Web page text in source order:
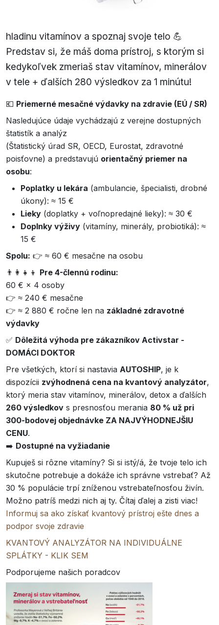
hladinu vitamínov a spoznaj svoje telo 💪
Predstav si, že máš doma prístroj, s ktorým si
kedykoľvek zmeriaš stav vitamínov, minerálov
v tele + ďalších 280 výsledkov za 1 minútu!
💶 Priemerné mesačné výdavky na zdravie (EÚ / SR)
Nasledujúce údaje vychádzajú z verejne dostupných
štatistík a analýz
(Štatistický úrad SR, OECD, Eurostat, zdravotné
poisťovne) a predstavujú orientačný priemer na
osobu:
Poplatky u lekára (ambulancie, špecialisti, drobné
úkony): ≈ 15 €
Lieky (doplatky + voľnopredajné lieky): ≈ 30 €
Doplnky výživy (vitamíny, minerály, probiotiká): ≈
15 €
Spolu: 👉 ≈ 60 € mesačne na osobu
👨‍👩‍👧‍👦 Pre 4-člennú rodinu:
60 € × 4 osoby
👉 ≈ 240 € mesačne
👉 ≈ 2 880 € ročne len na základné zdravotné
výdavky
✅ Dôležitá výhoda pre zákazníkov Activstar -
DOMÁCI DOKTOR
Pre všetkých, ktorí si nastavia AUTOSHIP, je k
dispozícii zvýhodnená cena na kvantový analyzátor,
ktorý meria stav vitamínov, minerálov, detox a ďalších
260 výsledkov s presnosťou merania 80 % už pri
300-bodovej objednávke ZA NAJVÝHODNEJŠIU
CENU.
➡️ Dostupné na vyžiadanie
Kupuješ si rôzne vitamíny? Si si istý/á, že tvoje telo ich
skutočne potrebuje a dokáže ich správne vstrebať? Až
30 % populácie trpí zníženou vstrebateľnosťou živín.
Možno patríš medzi nich aj ty. Čítaj ďalej a zisti viac!
Informuj sa ako získať kvantový prístroj ešte dnes a
podpor svoje zdravie
KVANTOVÝ ANALYZÁTOR NA INDIVIDUÁLNE
SPLÁTKY - KLIK SEM
Podporujeme našich poradcov